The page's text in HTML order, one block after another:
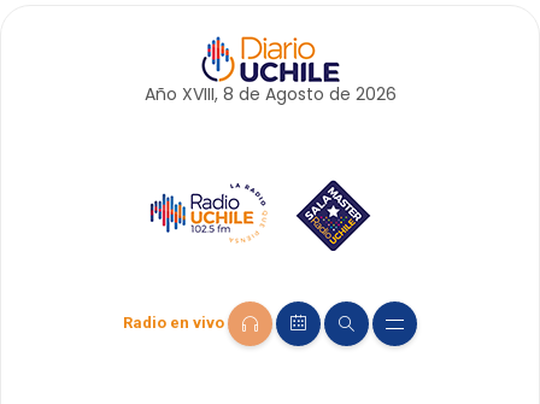
Año XVIII, 8 de Agosto de 2026
Radio en vivo